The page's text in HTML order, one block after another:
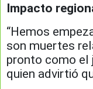
Impacto
“Hemos
son muertes
pronto como el
quien advirtió